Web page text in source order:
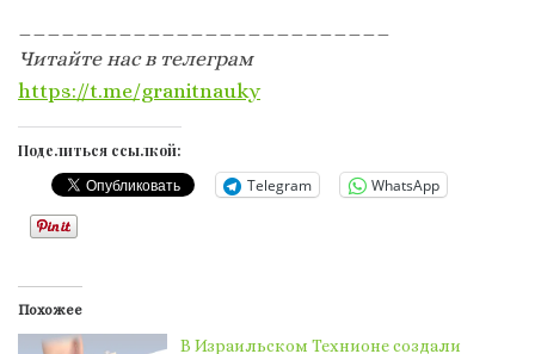
Читайте нас в телеграм
https://t.me/granitnauky
Поделиться ссылкой:
Telegram WhatsApp
Похожее
В Израильском Технионе создали